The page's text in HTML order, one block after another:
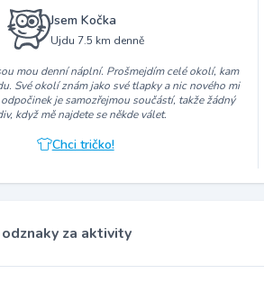
Jsem Kočka
Ujdu 7.5 km denně
mou denní náplní. Prošmejdím celé okolí, kam
Své okolí znám jako své tlapky a nic nového mi
je samozřejmou součástí, takže žádný
když mě najdete se někde válet.
Chci tričko!
za aktivity